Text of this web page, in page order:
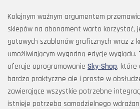
Kolejnym ważnym argumentem
sklepów na abonament warto korzystać,
gotowych szablonów graficznych wraz z
umożliwiającym wygodną edycję wyglądu.
oferuje oprogramowanie Sky-Shop, które
bardzo praktyczne ale i proste w
zawierające wszystkie potrzebne
istnieje potrzeba samodzielnego